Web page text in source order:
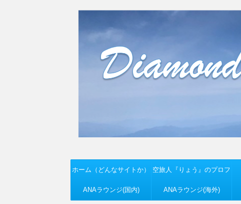
ホーム（どんなサイトか） 空旅人『りょう』のプロフ
ANAラウンジ(国内) ANAラウンジ(海外)